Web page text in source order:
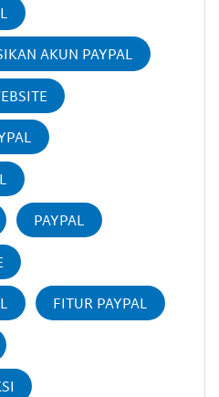
AKUN PAYPAL
PAYPAL
FITUR PAYPAL